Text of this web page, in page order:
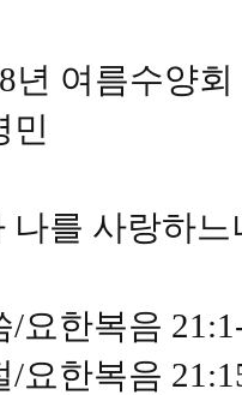
년
민
나를 사랑하느
/요한복음
/요한복음